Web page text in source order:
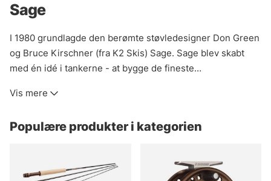
Sage
I 1980 grundlagde den berømte støvledesigner Don Green
og Bruce Kirschner (fra K2 Skis) Sage. Sage blev skabt
med én idé i tankerne - at bygge de fineste
ideer, materialer i verdensklasse og mange års erfaring
produkter. Sages produkter står stadig for absolut
Vis mere
Populære produkter i kategorien